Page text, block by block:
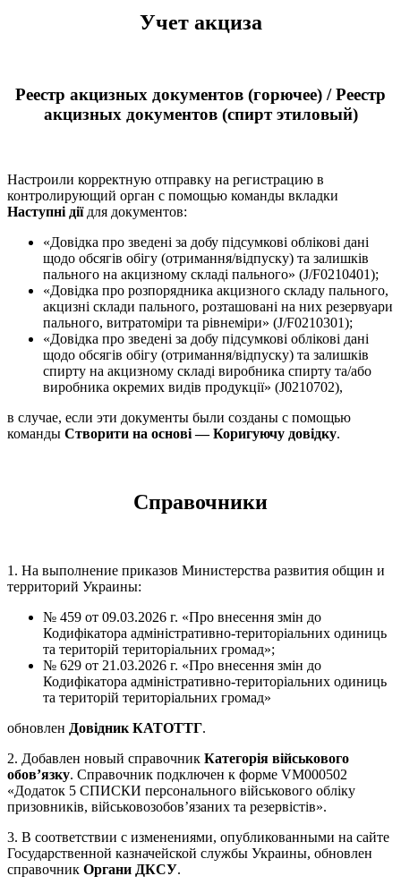
Учет акциза
Реестр акцизных документов (горючее) / Реестр
акцизных документов (спирт этиловый)
Настроили корректную отправку на регистрацию в
контролирующий орган с помощью команды вкладки
Наступні діїдля документов:
«Довідка про зведені за добу підсумкові облікові дані
щодо обсягів обігу (отримання/відпуску) та залишків
пального на акцизному складі пального» (J/F0210401);
«Довідка про розпорядника акцизного складу пального,
акцизні склади пального, розташовані на них резервуари
пального, витратоміри та рівнеміри» (J/F0210301);
«Довідка про зведені за добу підсумкові облікові дані
щодо обсягів обігу (отримання/відпуску) та залишків
спирту на акцизному складі виробника спирту та/або
виробника окремих видів продукції» (J0210702),
в случае, если эти документы были созданы с помощью
команды Створити на основі — Коригуючу довідку.
Справочники
1. На выполнение приказов Министерства развития общин и
территорий Украины:
№ 459 от 09.03.2026 г. «Про внесення змін до
Кодифікатора адміністративно-територіальних одиниць
та територій територіальних громад»;
№ 629 от 21.03.2026 г. «Про внесення змін до
Кодифікатора адміністративно-територіальних одиниць
та територій територіальних громад»
обновлен Довідник КАТОТТГ.
2. Добавлен новый справочник Категорія військового
обов’язку. Справочник подключен к форме VM000502
«Додаток 5 СПИСКИ персонального військового обліку
призовників, військовозобов’язаних та резервістів».
3. В соответствии с изменениями, опубликованными на сайте
Государственной казначейской службы Украины, обновлен
справочник Органи ДКСУ.